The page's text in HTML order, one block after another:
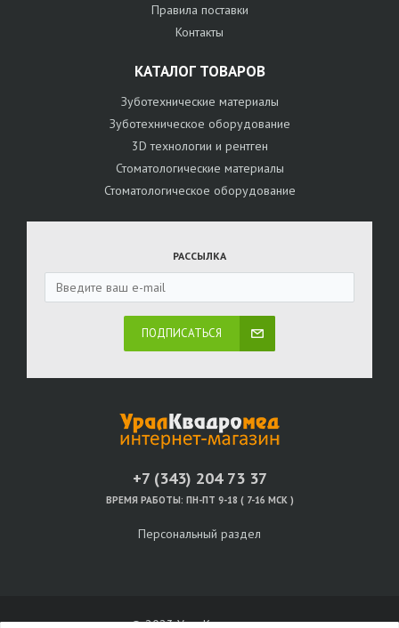
Правила поставки
Контакты
КАТАЛОГ ТОВАРОВ
Зуботехнические материалы
Зуботехническое оборудование
3D технологии и рентген
Стоматологические материалы
Стоматологическое оборудование
РАССЫЛКА
ПОДПИСАТЬСЯ
+7 (343) 204 73 37
ВРЕМЯ РАБОТЫ: ПН-ПТ 9-18 ( 7-16 МСК )
Персональный раздел
© 2023 УралКвадромед